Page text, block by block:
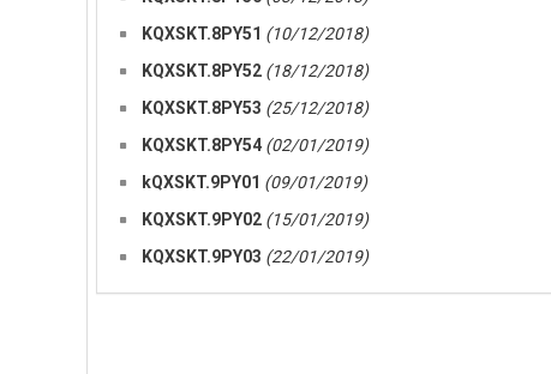
KQXSKT.8PY51 (10/12/2018)
KQXSKT.8PY52 (18/12/2018)
KQXSKT.8PY53 (25/12/2018)
KQXSKT.8PY54 (02/01/2019)
kQXSKT.9PY01 (09/01/2019)
KQXSKT.9PY02 (15/01/2019)
KQXSKT.9PY03 (22/01/2019)